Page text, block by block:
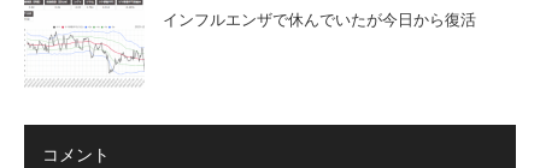
インフルエンザで休んでいたが今日から復活
コメント